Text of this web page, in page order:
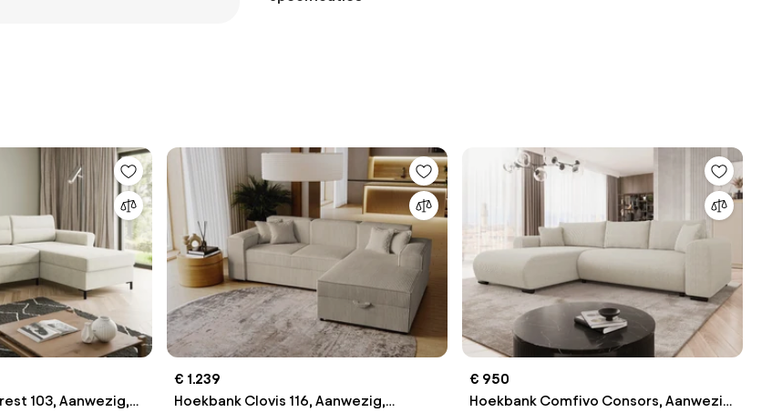
103, Aanwezig,
€ 1.239
Hoekbank Clovis 116, Aanwezig,
€ 950
Hoekbank Comfivo Consors, Aanwezig,